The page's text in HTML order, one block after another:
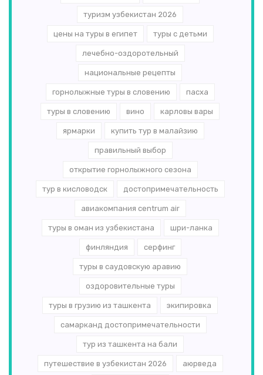
туризм узбекистан 2026
цены на туры в египет туры с детьми
лечебно-оздоротельный
национальные рецепты
горнолыжные туры в словению пасха
туры в словению вино карловы вары
ярмарки купить тур в малайзию
правильный выбор
открытие горнолыжного сезона
тур в кисловодск достопримечательность
авиакомпания centrum air
туры в оман из узбекистана шри-ланка
финляндия серфинг
туры в саудовскую аравию
оздоровительные туры
туры в грузию из ташкента экипировка
самарканд достопримечательности
тур из ташкента на бали
путешествие в узбекистан 2026 аюрведа